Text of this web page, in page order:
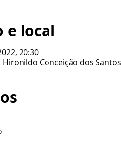
e local
20:30
Hironildo Conceição dos